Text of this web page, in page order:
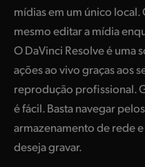
mídias em um único local.
mesmo editar a mídia
O DaVinci Resolve é uma
ações ao vivo graças aos
reprodução profissional.
é fácil. Basta navegar
armazenamento de rede e
deseja gravar.